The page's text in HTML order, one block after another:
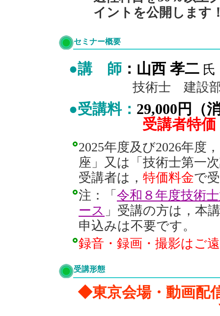
イントを公開します
セミナー概要
●講 師 ：山西 孝二 氏
技術士 建設部門
●受講料： 29,000円
受講者特価
2025年度及び2026年度
座」又は「技術士第一
受講者は， 特価料金で
注：「 令和８年度技術
ース 」受講の方は，本
申込みは不要です。
録音・録画・撮影はご
受講形態
◆東京会場・動画配